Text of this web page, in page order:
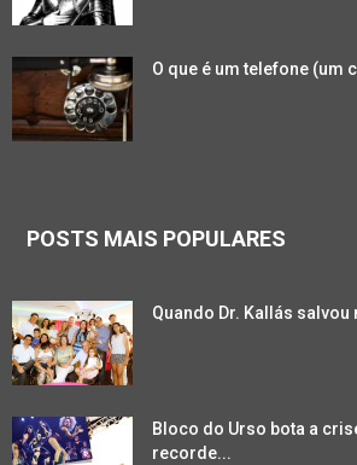
O que é um telefone (um
POSTS MAIS POPULARES
Quando Dr. Kallás
Bloco do Urso bota a
recorde...